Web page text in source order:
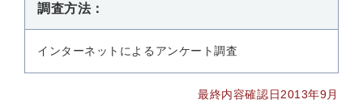
調査方法：
インターネットによるアンケート調査
最終内容確認日2013年9月